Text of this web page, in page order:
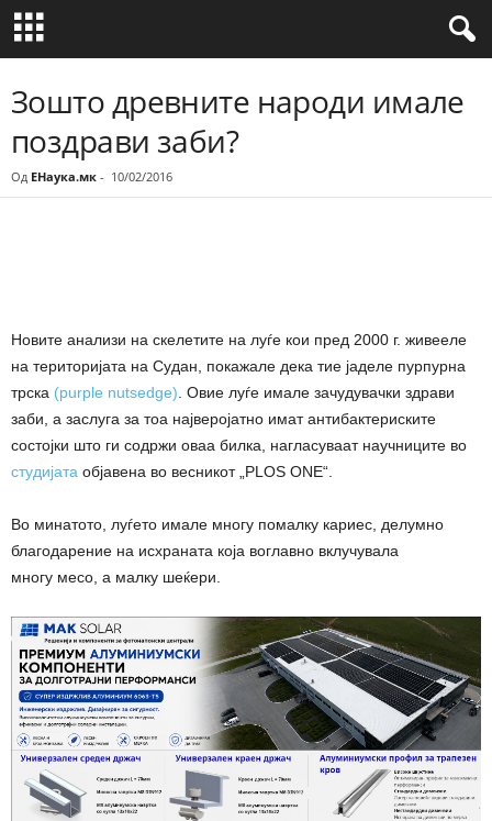
Зошто древните народи имале
поздрави заби?
Од ЕНаука.мк - 10/02/2016
Новите анализи на скелетите на луѓе кои пред 2000 г. живееле
на територијата на Судан, покажале дека тие јаделе пурпурна
трска (purple nutsedge) . Овие луѓе имале зачудувачки здрави
заби, а заслуга за тоа најверојатно имат антибактериските
состојки што ги содржи оваа билка, нагласуваат научниците во
студијата објавена во весникот „PLOS ONE“.
Во минатото, луѓето имале многу помалку кариес, делумно
благодарение на исхраната која воглавно вклучувала
многу месо, а малку шеќери.